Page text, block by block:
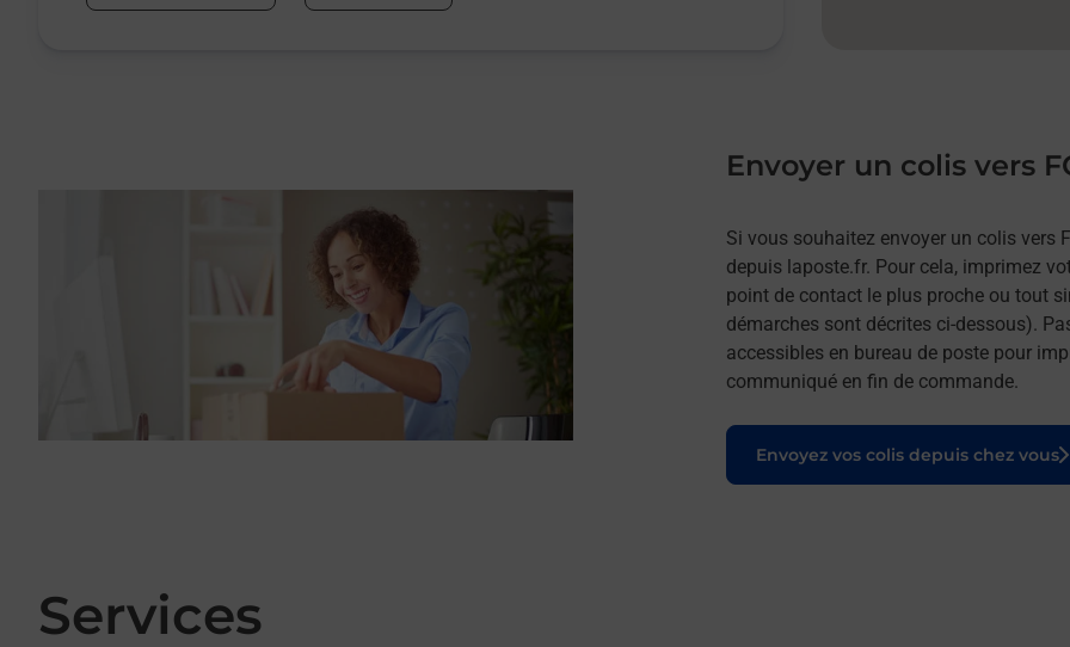
Envoyer un colis vers
Si vous souhaitez envoyer un colis vers
depuis laposte.fr. Pour cela, imprimez
point de contact le plus proche ou tout
démarches sont décrites ci-dessous).
accessibles en bureau de poste pour
communiqué en fin de commande.
Envoyez vos colis depuis chez vous
Le lien s'ouvre dans un nouvel onglet
Services